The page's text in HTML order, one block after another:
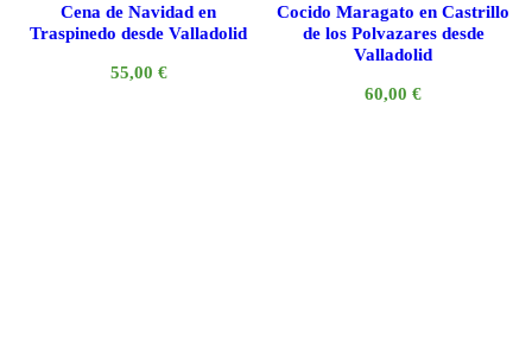
Cena de Navidad en
Traspinedo desde Valladolid
55,00 €
Cocido Maragato en Castrillo
de los Polvazares desde
Valladolid
60,00€